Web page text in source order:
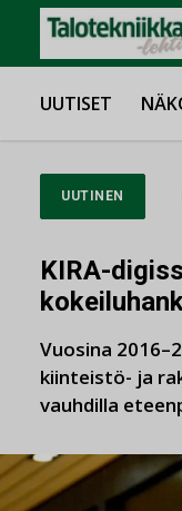
UUTISET
UUTINEN
KIRA-
Vuosina
kiinteistö- ja
vauhdilla